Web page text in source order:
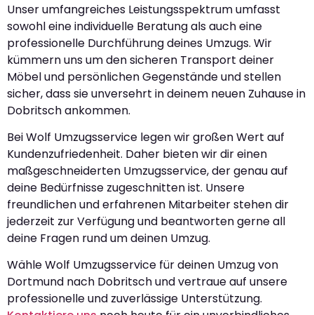
Unser umfangreiches Leistungsspektrum umfasst
sowohl eine individuelle Beratung als auch eine
professionelle Durchführung deines Umzugs. Wir
kümmern uns um den sicheren Transport deiner
Möbel und persönlichen Gegenstände und stellen
sicher, dass sie unversehrt in deinem neuen Zuhause in
Dobritsch ankommen.
Bei Wolf Umzugsservice legen wir großen Wert auf
Kundenzufriedenheit. Daher bieten wir dir einen
maßgeschneiderten Umzugsservice, der genau auf
deine Bedürfnisse zugeschnitten ist. Unsere
freundlichen und erfahrenen Mitarbeiter stehen dir
jederzeit zur Verfügung und beantworten gerne all
deine Fragen rund um deinen Umzug.
Wähle Wolf Umzugsservice für deinen Umzug von
Dortmund nach Dobritsch und vertraue auf unsere
professionelle und zuverlässige Unterstützung.